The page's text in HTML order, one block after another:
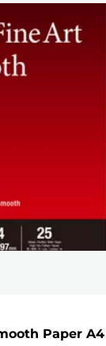
Paper A4